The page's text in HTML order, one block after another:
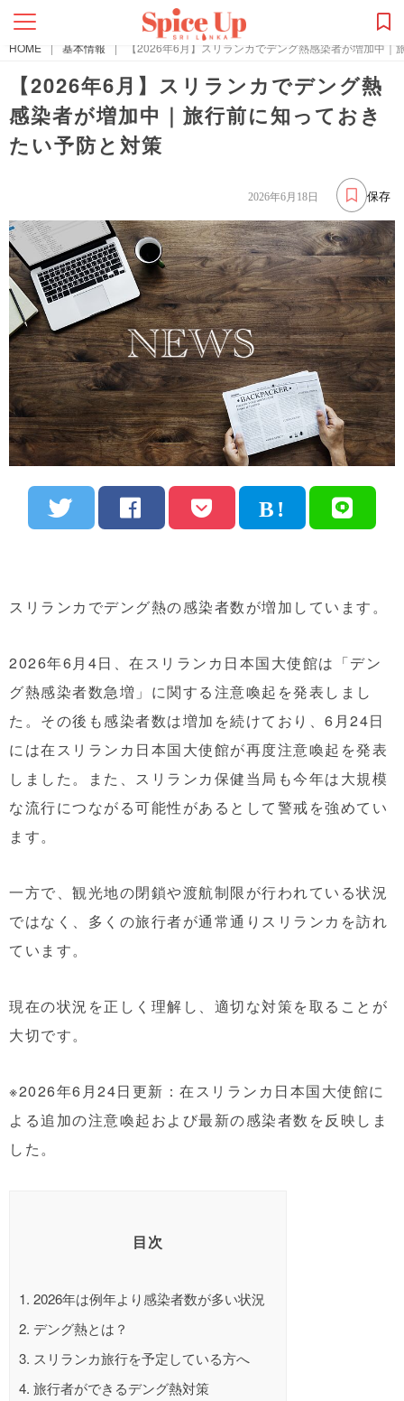
HOME | 基本情報 | 【2026年6月】スリランカでデング熱感染者が増加中
【2026年6月】スリランカでデング熱
感染者が増加中｜旅行前に知っておき
たい予防と対策
保存
2026年6月18日
スリランカでデング熱の感染者数が増加しています。
2026年6月4日、在スリランカ日本国大使館は「デン
グ熱感染者数急増」に関する注意喚起を発表しまし
た。その後も感染者数は増加を続けており、6月24日
には在スリランカ日本国大使館が再度注意喚起を発表
しました。また、スリランカ保健当局も今年は大規模
な流行につながる可能性があるとして警戒を強めてい
ます。
一方で、観光地の閉鎖や渡航制限が行われている状況
ではなく、多くの旅行者が通常通りスリランカを訪れ
ています。
現在の状況を正しく理解し、適切な対策を取ることが
大切です。
※2026年6月24日更新：在スリランカ日本国大使館に
よる追加の注意喚起および最新の感染者数を反映しま
した。
目次
1. 2026年は例年より感染者数が多い状況
2. デング熱とは？
3. スリランカ旅行を予定している方へ
4. 旅行者ができるデング熱対策